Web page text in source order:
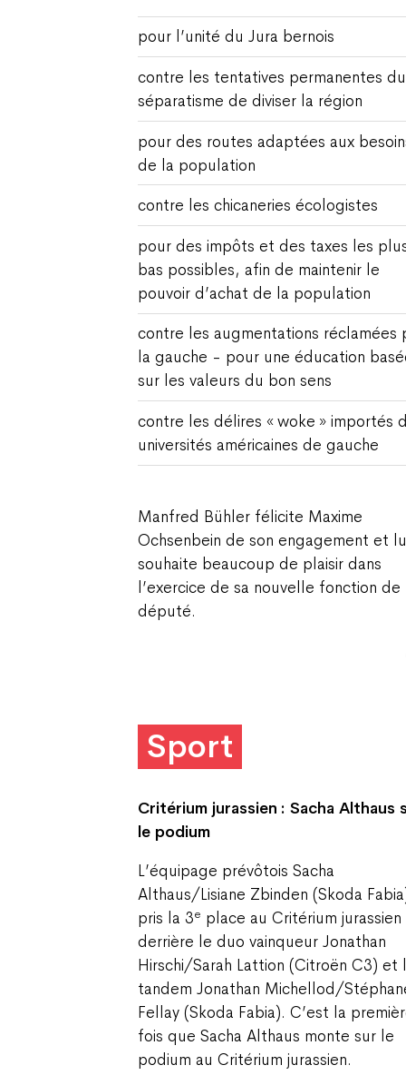
pour l’unité du Jura bernois
contre les tentatives permanentes du
séparatisme de diviser la région
pour des routes adaptées aux
de la population
contre les chicaneries écologistes
pour des impôts et des taxes les
bas possibles, afin de maintenir le
pouvoir d’achat de la population
contre les augmentations réclamées
la gauche - pour une éducation
sur les valeurs du bon sens
contre les délires « woke » importés
universités américaines de gauche
Manfred Bühler félicite Maxime
Ochsenbein de son engagement et
souhaite beaucoup de plaisir dans
l’exercice de sa nouvelle fonction de
député.
Sport
Critérium jurassien : Sacha Althaus
le podium
L’équipage prévôtois Sacha
Althaus/Lisiane Zbinden (Skoda
pris la 3e place au Critérium jurassien
derrière le duo vainqueur Jonathan
Hirschi/Sarah Lattion (Citroën C3) et
tandem Jonathan Michellod/
Fellay (Skoda Fabia). C’est la
fois que Sacha Althaus monte sur le
podium au Critérium jurassien.